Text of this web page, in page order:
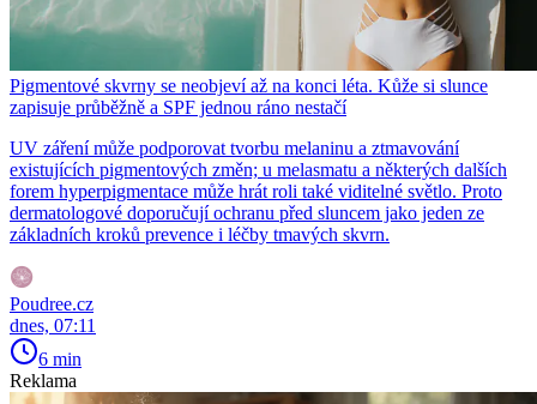
Pigmentové skvrny se neobjeví až na konci léta. Kůže si slunce
zapisuje průběžně a SPF jednou ráno nestačí
UV záření může podporovat tvorbu melaninu a ztmavování
existujících pigmentových změn; u melasmatu a některých dalších
forem hyperpigmentace může hrát roli také viditelné světlo. Proto
dermatologové doporučují ochranu před sluncem jako jeden ze
základních kroků prevence i léčby tmavých skvrn.
Poudree.cz
dnes, 07:11
6 min
Reklama